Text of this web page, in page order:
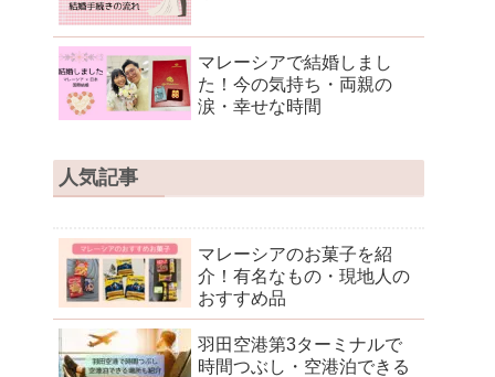
マレーシアで結婚しまし
た！今の気持ち・両親の
涙・幸せな時間
人気記事
マレーシアのお菓子を紹
介！有名なもの・現地人の
おすすめ品
羽田空港第3ターミナルで
時間つぶし・空港泊できる